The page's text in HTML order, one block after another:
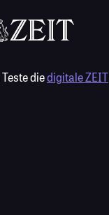
Teste diedigitale ZEIT